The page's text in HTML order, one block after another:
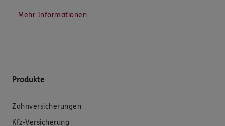
Mehr Informationen
Produkte
Zahnversicherungen
Kfz-Versicherung